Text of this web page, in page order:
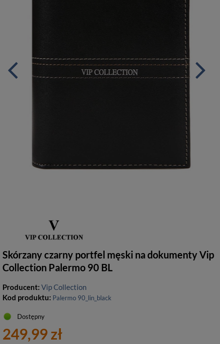
Skórzany czarny portfel męski na dokumenty Vip
Collection Palermo 90 BL
Producent: Vip Collection
Kod produktu: Palermo 90_lin_black
Dostępny
249,99 zł